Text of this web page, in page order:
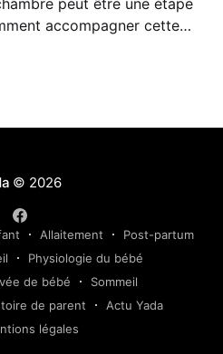
accompagner cette
et une approche
© 2026
Allaitement
Post-partum
Physiologie du bébé
de bébé
Sommeil
de parent
Actu Yada
légales